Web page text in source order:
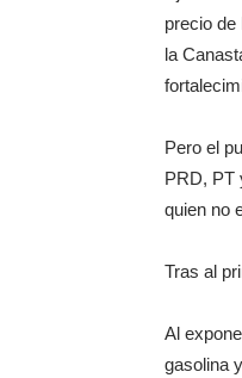
precio
la
Pero el
PRD, PT
quien no
Tras al
Al
gasolina